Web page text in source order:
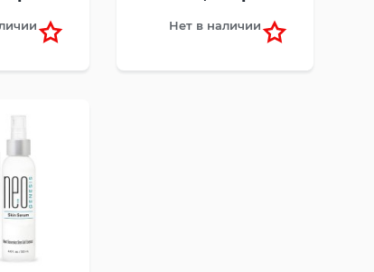
Нет в наличии